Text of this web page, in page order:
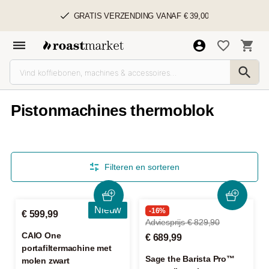
GRATIS VERZENDING VANAF € 39,00
Pistonmachines thermoblok
Filteren en sorteren
Nieuw
€ 599,99
CAIO One
portafiltermachine met
molen zwart
-16%
Adviesprijs € 829,90
€ 689,99
Sage the Barista Pro™